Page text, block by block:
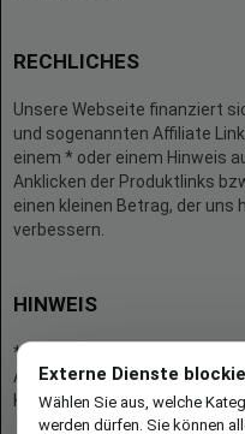
RECHLICHES
Unsere Webseite finanziert
und sogenannten Affiliate
einem * oder einem Hinweis
Anklicken der Produktlinks
einen kleinen Betrag, der
verbessern.
HINWEIS
* = Afilliate-Link (=Werbung)
Als Amazon-Partner verdient
Käufen.
Externe Dienste
Wählen Sie aus, welche
werden dürfen. Sie können